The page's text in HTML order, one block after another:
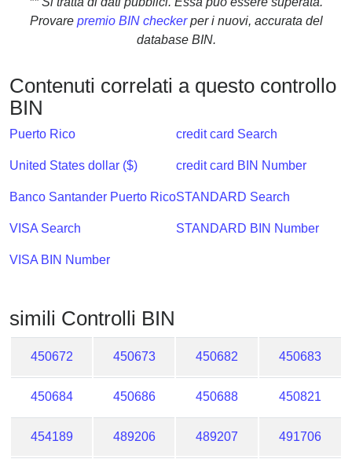
BIN
Checker
/
Validator
Provare premio BIN checkerper i nuovi, accurata del
database BIN.
Contenuti correlati a questo controllo
BIN
Puerto Rico
United States dollar ($)
Banco Santander Puerto Rico
VISA Search
VISA BIN Number
credit card Search
credit card BIN Number
STANDARD Search
STANDARD BIN Number
simili Controlli BIN
450672 450673 450682 450683
450684 450686 450688 450821
454189 489206 489207 491706